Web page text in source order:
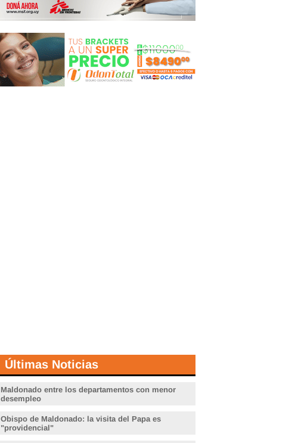
Últimas Noticias
Maldonado entre los departamentos con menor
desempleo
Obispo de Maldonado: la visita del Papa es
"providencial"